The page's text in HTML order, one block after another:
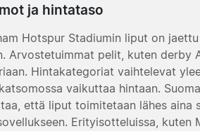
ja hintataso
Hotspur Stadiumin liput on
Arvostetuimmat pelit, kuten derby
Hintakategoriat vaihtelevat
vaikuttaa hintaan.
että liput toimitetaan lähes aina
Erityisotteluissa, kuten